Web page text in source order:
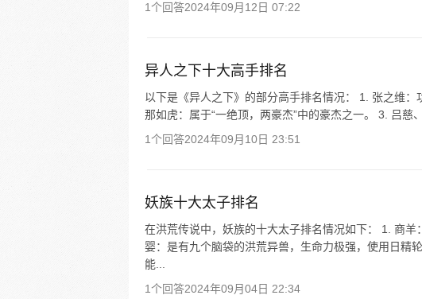
1个回答2024年09月12日 07:22
异人之下十大高手排名
以下是《异人之下》的部分高手排名情况： 1. 张之维
那如虎：属于“一绝顶，两豪杰”中的豪杰之一。 3. 吕慈
1个回答2024年09月10日 23:51
妖族十大太子排名
在洪荒传说中，妖族的十大太子排名情况如下： 1. 商
婴：是有九个脑袋的洪荒异兽，生命力极强，使用日精
能...
1个回答2024年09月04日 22:34